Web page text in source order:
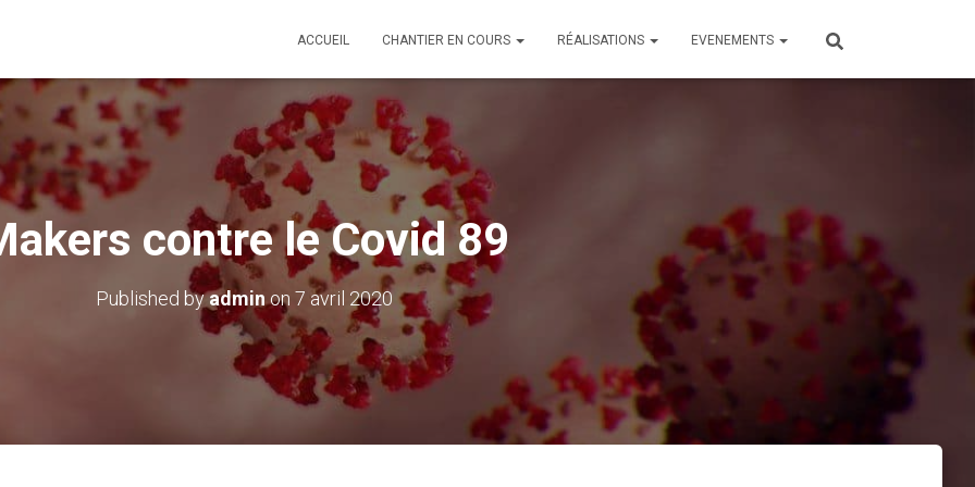
ACCUEIL CHANTIER EN COURS RÉALISATIONS EVENEMENTS
contre le Covid 89
Published byadminon 7 avril 2020